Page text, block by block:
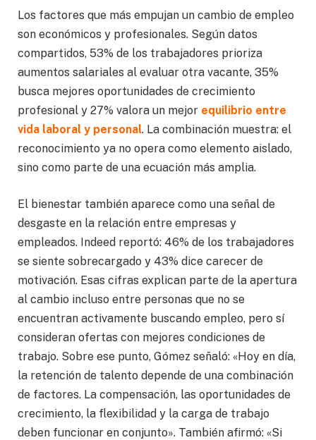
Los factores que más empujan un cambio de empleo
son económicos y profesionales. Según datos
compartidos, 53% de los trabajadores prioriza
aumentos salariales al evaluar otra vacante, 35%
busca mejores oportunidades de crecimiento
profesional y 27% valora un mejor equilibrio entre
vida laboral y personal. La combinación muestra: el
reconocimiento ya no opera como elemento aislado,
sino como parte de una ecuación más amplia.
El bienestar también aparece como una señal de
desgaste en la relación entre empresas y
empleados. Indeed reportó: 46% de los trabajadores
se siente sobrecargado y 43% dice carecer de
motivación. Esas cifras explican parte de la apertura
al cambio incluso entre personas que no se
encuentran activamente buscando empleo, pero sí
consideran ofertas con mejores condiciones de
trabajo. Sobre ese punto, Gómez señaló: «Hoy en día,
la retención de talento depende de una combinación
de factores. La compensación, las oportunidades de
crecimiento, la flexibilidad y la carga de trabajo
deben funcionar en conjunto». También afirmó: «Si